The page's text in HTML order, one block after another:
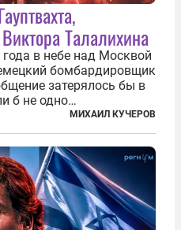
Талалихина
в небе над Москвой
бомбардировщик
затерялось бы в
б не одно
один из первых в
ночных таранов.
МИХАИЛ КУЧЕРОВ